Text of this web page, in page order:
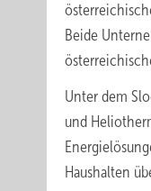
Beide
Unter dem
und
Haushalten